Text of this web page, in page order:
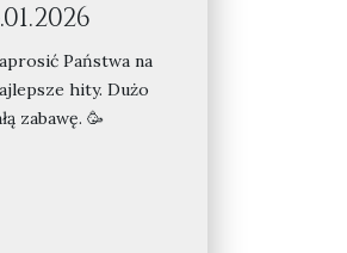
Państwa na
hity. Dużo
zabawę. 🥳